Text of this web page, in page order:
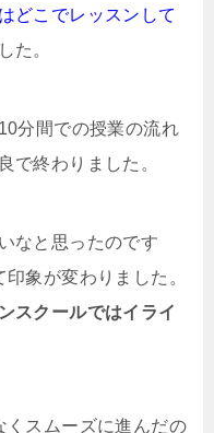
どこでレッスンして
た。
分間での授業の流れ
で終わりました。
なと思ったのです
象が変わりました。
スクールではイライ
くスムーズに進んだの